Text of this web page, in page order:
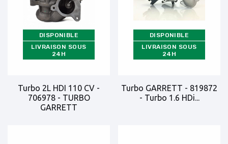
DISPONIBLE
LIVRAISON SOUS
24H
Turbo 2L HDI 110 CV -
706978 - TURBO
GARRETT
DISPONIBLE
LIVRAISON SOUS
24H
Turbo GARRETT - 819872
- Turbo 1.6 HDi...